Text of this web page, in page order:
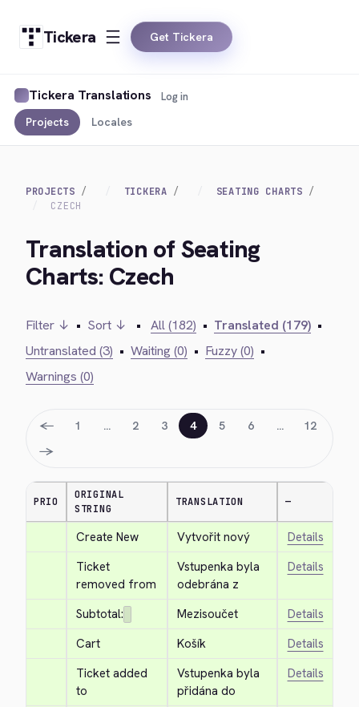
Tickera Get Tickera
Tickera Translations
Projects Locales
Log in
PROJECTS TICKERA
SEATING CHARTS
CZECH
Translation of Seating
Charts: Czech
Filter ↓ • Sort ↓ • All (182) • Translated (179) •
Untranslated (3) • Waiting (0) • Fuzzy (0) •
Warnings (0)
← 1 … 2 3 4 5 6 … 12
→
PRIO
ORIGINAL
STRING
TRANSLATION —
Create New Vytvořit nový
Details
Ticket
removed from
Vstupenka byla
odebrána z
Details
Subtotal: Mezisoučet
Details
Cart
Košík
Details
Ticket added
to
Vstupenka byla
přidána do
Details